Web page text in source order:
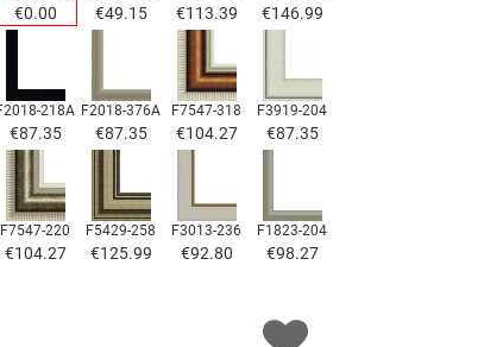
€0.00 €49.15 €113.39 €146.99
218A
€87.35
F2018-376A
€87.35
F7547-318
€104.27
F3919-204
€87.35
F7547-220
€104.27
F5429-258
€125.99
F3013-236
€92.80
F1823-204
€98.27